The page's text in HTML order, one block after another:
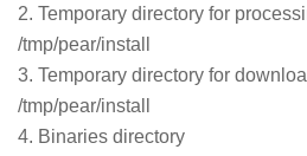
2. Temporary directory for
/tmp/pear/install
3. Temporary directory for
/tmp/pear/install
4. Binaries directory : /